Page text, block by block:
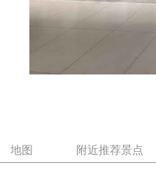
地图 附近推荐景点